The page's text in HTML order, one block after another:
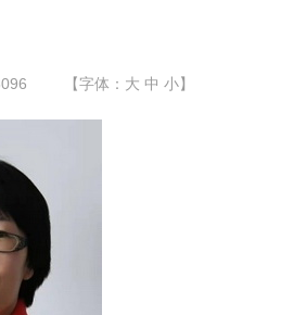
【字体： 大 中 小】